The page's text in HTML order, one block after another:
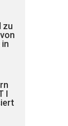
zu
in
I